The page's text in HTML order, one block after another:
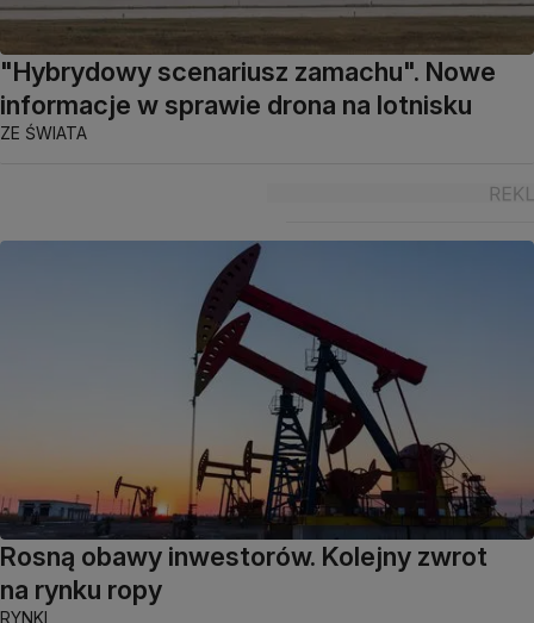
"Hybrydowy scenariusz zamachu". Nowe
informacje w sprawie drona na lotnisku
ZE ŚWIATA
Rosną obawy inwestorów. Kolejny zwrot
na rynku ropy
RYNKI